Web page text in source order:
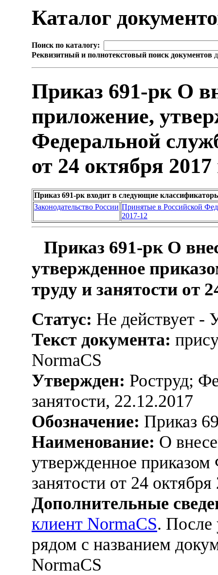
Каталог
Поиск по каталогу:
Реквизитный и полнотекстовый поиск документов
Приказ 691-рк О
приложение,
Федеральной
от 24 октября 2017
Приказ 691-рк входит в следующие
Законодательство России Принятые в Российской
2017-12
Приказ 691-рк О
утвержденное
труду и занятости от
Статус: Не действует -
Текст документа:
NormaCS
Утвержден: Роструд;
занятости, 22.12.2017
Обозначение: Приказ
Наименование: О
утвержденное
занятости от 24
Дополнительные
клиент NormaCS. После
рядом с названием
NormaCS